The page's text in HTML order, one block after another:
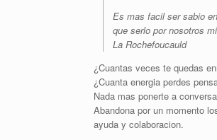
Es mas facil ser sabio
que serlo por nosotros
La Rochefoucauld
¿Cuantas veces te quedas
¿Cuanta energia perdes
Nada mas ponerte a
Abandona por un momento
ayuda y colaboracion.